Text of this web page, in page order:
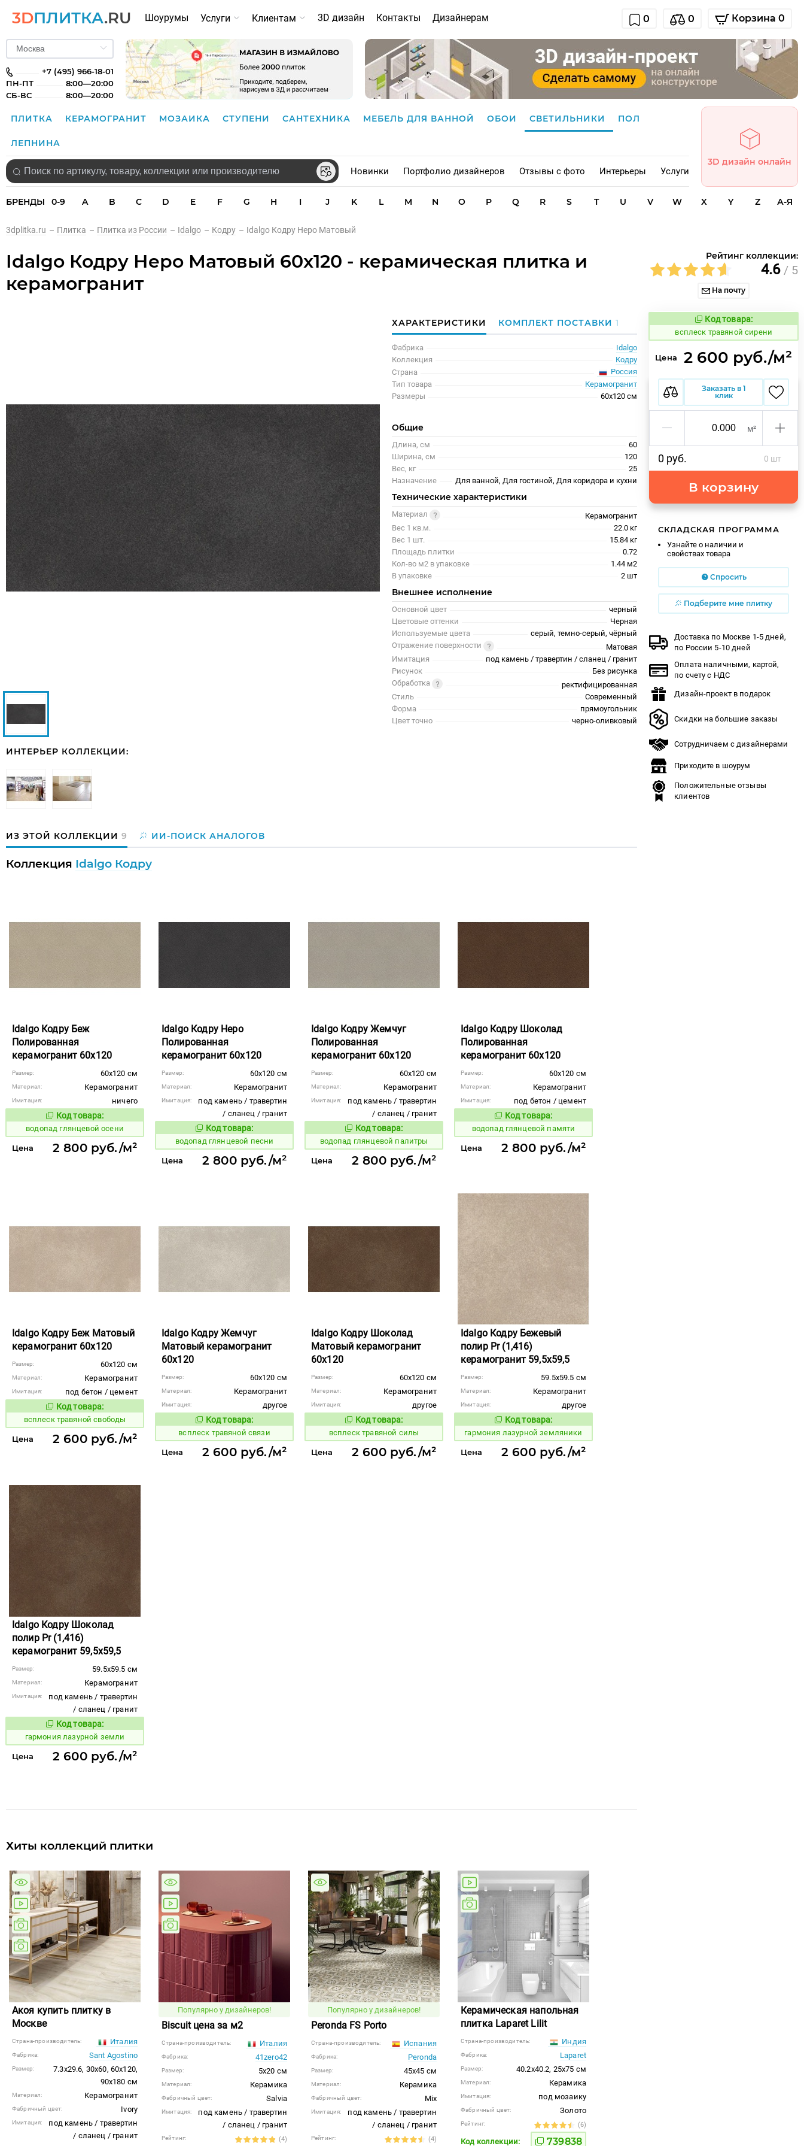
3DПЛИТКА.RU Шоурумы Услуги Клиентам 3D дизайн Контакты Дизайнерам 0 0 Корзина 0
+7 (495) 966-18-01
ПН-ПТ
8:00—20:00
СБ-ВС
8:00—20:00
ПЛИТКА КЕРАМОГРАНИТ МОЗАИКА СТУПЕНИ САНТЕХНИКА МЕБЕЛЬ ДЛЯ ВАННОЙ ОБОИ СВЕТИЛЬНИКИ ПОЛ
ЛЕПНИНА
Новинки Портфолио дизайнеров Отзывы с фото Интерьеры Услуги
3D дизайн онлайн
БРЕНДЫ 0-9 A B C D E F G H I J K L M N O P Q R S T U V W X Y Z А-Я
3dplitka.ru – Плитка – Плитка из России – Idalgo – Кодру – Idalgo Кодру Неро Матовый
Idalgo Кодру Неро Матовый 60x120 - керамическая плитка и
керамогранит
Рейтинг коллекции:
4.6 / 5
На почту
ИНТЕРЬЕР КОЛЛЕКЦИИ:
ХАРАКТЕРИСТИКИ КОМПЛЕКТ ПОСТАВКИ1
Фабрика
Idalgo
Коллекция
Кодру
Страна
Россия
Тип товара
Керамогранит
Размеры
60x120 см
Общие
Длина, см
60
Ширина, см
120
Вес, кг
25
Назначение
Для ванной, Для гостиной, Для коридора и кухни
Технические характеристики
Материал
Керамогранит
Вес 1 кв.м.
22.0 кг
Вес 1 шт.
15.84 кг
Площадь плитки
0.72
Кол-во м2 в упаковке
1.44 м2
В упаковке
2 шт
Внешнее исполнение
Основной цвет
черный
Цветовые оттенки
Черная
Используемые цвета
серый, темно-серый, чёрный
Отражение поверхности
Матовая
Имитация
под камень / травертин / сланец / гранит
Рисунок
Без рисунка
Обработка
ректифицированная
Стиль
Современный
Форма
прямоугольник
Цвет точно
черно-оливковый
ИЗ ЭТОЙ КОЛЛЕКЦИИ 9 ИИ-ПОИСК АНАЛОГОВ
Коллекция Idalgo Кодру
Idalgo Кодру Беж
Полированная
керамогранит 60x120
Размер: 60x120 см
Материал: Керамогранит
Имитация:
ничего
Код товара:
189815 Код товара:
водопад глянцевой осени
Цена 2 800 руб./м²
Idalgo Кодру Неро
Полированная
керамогранит 60x120
Размер: 60x120 см
Материал: Керамогранит
Имитация:
под камень / травертин
/ сланец / гранит
Код товара:
189819 Код товара:
водопад глянцевой песни
Цена 2 800 руб./м²
Idalgo Кодру Жемчуг
Полированная
керамогранит 60x120
Размер: 60x120 см
Материал: Керамогранит
Имитация:
под камень / травертин
/ сланец / гранит
Код товара:
189816 Код товара:
водопад глянцевой палитры
Цена 2 800 руб./м²
Idalgo Кодру Шоколад
Полированная
керамогранит 60x120
Размер: 60x120 см
Материал: Керамогранит
Имитация:
под бетон / цемент
Код товара:
189818 Код товара:
водопад глянцевой памяти
Цена 2 800 руб./м²
Idalgo Кодру Беж Матовый
керамогранит 60x120
Размер: 60x120 см
Материал: Керамогранит
Имитация:
под бетон / цемент
Код товара:
247335 Код товара:
всплеск травяной свободы
Цена 2 600 руб./м²
Idalgo Кодру Жемчуг
Матовый керамогранит
60x120
Размер: 60x120 см
Материал: Керамогранит
Имитация:
другое
Код товара:
247336 Код товара:
всплеск травяной связи
Цена 2 600 руб./м²
Idalgo Кодру Шоколад
Матовый керамогранит
60x120
Размер: 60x120 см
Материал: Керамогранит
Имитация:
другое
Код товара:
247338 Код товара:
всплеск травяной силы
Цена 2 600 руб./м²
Idalgo Кодру Бежевый
полир Pr (1,416)
керамогранит 59,5x59,5
Размер: 59.5x59.5 см
Материал: Керамогранит
Имитация:
другое
Код товара:
270781 Код товара:
гармония лазурной земляники
Цена 2 600 руб./м²
Idalgo Кодру Шоколад
полир Pr (1,416)
керамогранит 59,5x59,5
Размер: 59.5x59.5 см
Материал: Керамогранит
Имитация:
под камень / травертин
/ сланец / гранит
Код товара:
270780 Код товара:
гармония лазурной земли
Цена 2 600 руб./м²
Хиты коллекций плитки
Акоя купить плитку в
Москве
Страна-производитель: Италия
Фабрика: Sant Agostino
Размер:
7.3x29.6, 30x60, 60x120,
90x180 см
Материал: Керамогранит
Фабричный цвет: Ivory
Имитация:
под камень / травертин
/ сланец / гранит
Популярно у дизайнеров!
Biscuit цена за м2
Страна-производитель: Италия
Фабрика: 41zero42
Размер: 5x20 см
Материал: Керамика
Фабричный цвет: Salvia
Имитация:
под камень / травертин
/ сланец / гранит
Рейтинг: (4)
Популярно у дизайнеров!
Peronda FS Porto
Страна-производитель: Испания
Фабрика: Peronda
Размер: 45x45 см
Материал: Керамика
Фабричный цвет: Mix
Имитация:
под камень / травертин
/ сланец / гранит
Рейтинг: (4)
Керамическая напольная
плитка Laparet Lilit
Страна-производитель: Индия
Фабрика: Laparet
Размер: 40.2x40.2, 25x75 см
Материал: Керамика
Имитация: под мозаику
Фабричный цвет: Золото
Рейтинг: (6)
Код коллекции: 739838
Код товара:
247339 Код товара:
всплеск травяной сирени
Цена 2 600 руб./м²
Заказать в 1
клик
м²
0 руб. 0 шт
В корзину
СКЛАДСКАЯ ПРОГРАММА
Узнайте о наличии и
свойствах товара
Спросить
Подберите мне плитку
Доставка по Москве 1-5 дней,
по России 5-10 дней
Оплата наличными, картой,
по счету с НДС
Дизайн-проект в подарок
Скидки на большие заказы
Сотрудничаем с дизайнерами
Приходите в шоурум
Положительные отзывы
клиентов